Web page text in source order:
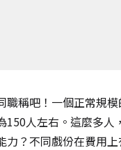
稱吧！一個正常規
人左右。這麼多
？不同戲份在費用上